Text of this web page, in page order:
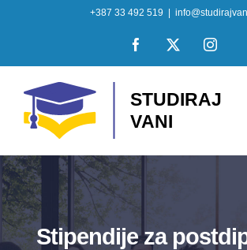
+387 33 492 519
Facebook
X
Stipendije za